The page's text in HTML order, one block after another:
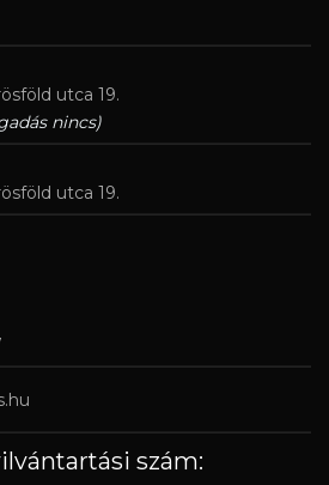
utca 19.
nincs)
utca 19.
szám: